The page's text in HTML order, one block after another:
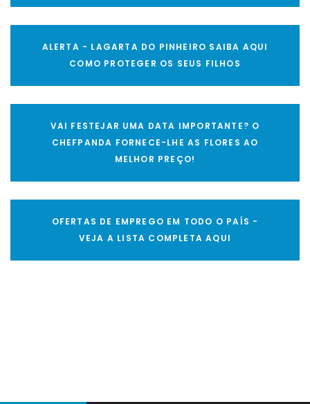
ALERTA - LAGARTA DO PINHEIRO SAIBA AQUI
COMO PROTEGER OS SEUS FILHOS
VAI FESTEJAR UMA DATA IMPORTANTE? O
CHEFPANDA FORNECE-LHE AS FLORES AO
MELHOR PREÇO!
OFERTAS DE EMPREGO EM TODO O PAÍS -
VEJA A LISTA COMPLETA AQUI